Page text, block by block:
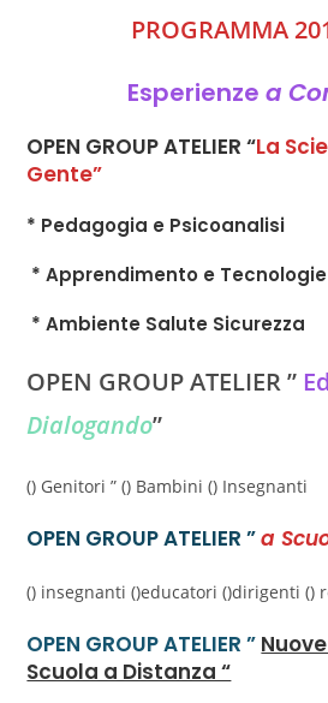
PROGRAMMA
Esperienze a
OPEN GROUP ATELIER “La
Gente”
* Pedagogia e Psicoanalisi
* Apprendimento e Tecnologie
* Ambiente Salute Sicurezza
OPEN GROUP ATELIER ”
Dialogando”
() Genitori ” () Bambini () Insegnanti
OPEN GROUP ATELIER ”a
() insegnanti ()educatori ()dirigenti ()
OPEN GROUP ATELIER ”
Scuola a Distanza “